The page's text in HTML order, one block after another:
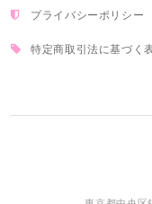
プライバシーポリシー
特定商取引法に基づく